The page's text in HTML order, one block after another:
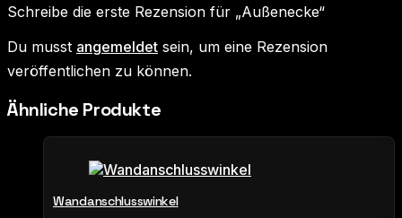
Schreibe die erste Rezension für „Außenecke“
Du musst angemeldet sein, um eine Rezension
veröffentlichen zu können.
Ähnliche Produkte
Wandanschlusswinkel